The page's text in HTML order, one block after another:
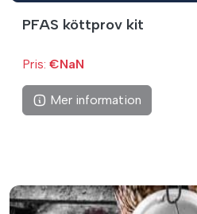
PFAS köttprov kit
Pris: €NaN
Mer information